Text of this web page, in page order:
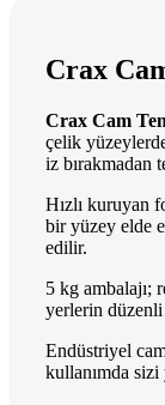
Crax
Crax Cam
çelik
iz bırakmadan
Hızlı kuruyan
bir yüzey elde
edilir.
5 kg ambalajı;
yerlerin
Endüstriyel
kullanımda sizi